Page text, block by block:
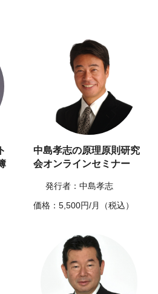
中島孝志の原理原則研究
会オンラインセミナー
発行者：中島孝志
価格：5,500円/月（税込）